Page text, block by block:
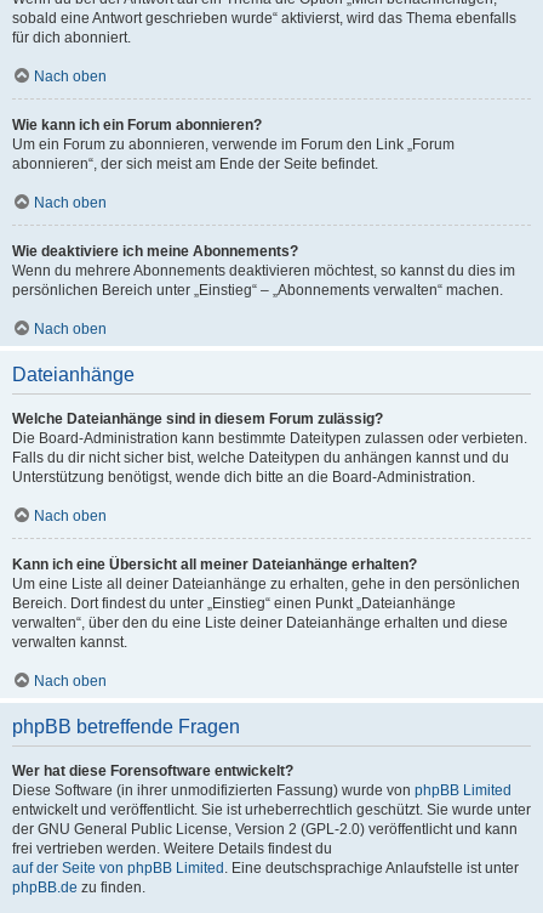
sobald eine Antwort geschrieben wurde“ aktivierst, wird das Thema ebenfalls
für dich abonniert.
Nach oben
Wie kann ich ein Forum abonnieren?
Um ein Forum zu abonnieren, verwende im Forum den Link „Forum
abonnieren“, der sich meist am Ende der Seite befindet.
Nach oben
Wie deaktiviere ich meine Abonnements?
Wenn du mehrere Abonnements deaktivieren möchtest, so kannst du dies im
persönlichen Bereich unter „Einstieg“ – „Abonnements verwalten“ machen.
Nach oben
Dateianhänge
Welche Dateianhänge sind in diesem Forum zulässig?
Die Board-Administration kann bestimmte Dateitypen zulassen oder verbieten.
Falls du dir nicht sicher bist, welche Dateitypen du anhängen kannst und du
Unterstützung benötigst, wende dich bitte an die Board-Administration.
Nach oben
Kann ich eine Übersicht all meiner Dateianhänge erhalten?
Um eine Liste all deiner Dateianhänge zu erhalten, gehe in den persönlichen
Bereich. Dort findest du unter „Einstieg“ einen Punkt „Dateianhänge
verwalten“, über den du eine Liste deiner Dateianhänge erhalten und diese
verwalten kannst.
Nach oben
phpBB betreffende Fragen
Wer hat diese Forensoftware entwickelt?
Diese Software (in ihrer unmodifizierten Fassung) wurde von phpBB Limited
entwickelt und veröffentlicht. Sie ist urheberrechtlich geschützt. Sie wurde unter
der GNU General Public License, Version 2 (GPL-2.0) veröffentlicht und kann
frei vertrieben werden. Weitere Details findest du
auf der Seite von phpBB Limited . Eine deutschsprachige Anlaufstelle ist unter
phpBB.de zu finden.